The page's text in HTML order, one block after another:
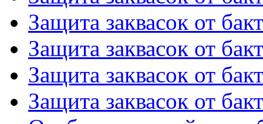
Защита заквасок от
Защита заквасок от
Защита заквасок от
Защита заквасок от